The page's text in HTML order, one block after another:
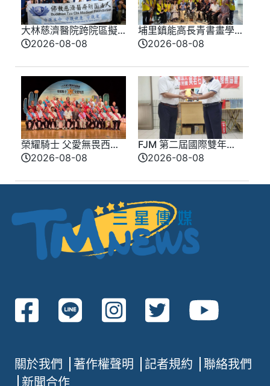
大林慈濟醫院跨院區擬
真情境競賽登場 模擬
2026-08-08
埔里鎮能高長青書畫學
會會員聯合展 匯聚各界
2026-08-08
榮耀騎士 父愛無畏西部
牛仔風歡慶父親節 模
2026-08-08
FJM 第二屆國際雙年會
9 月台南登場 同步啟動
2026-08-08
關於我們 著作權聲明 記者規約
聯絡我們
新聞合作